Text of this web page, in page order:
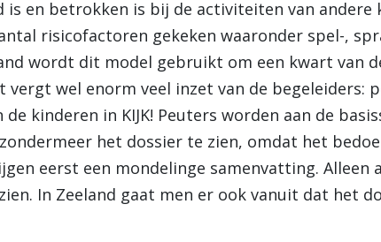
is en betrokken is bij de activiteiten van andere
risicofactoren gekeken waaronder spel-,
wordt dit model gebruikt om een kwart van
vergt wel enorm veel inzet van de begeleiders:
de kinderen in KIJK! Peuters worden aan de
het dossier te zien, omdat het
eerst een mondelinge samenvatting. Alleen
In Zeeland gaat men er ook vanuit dat het